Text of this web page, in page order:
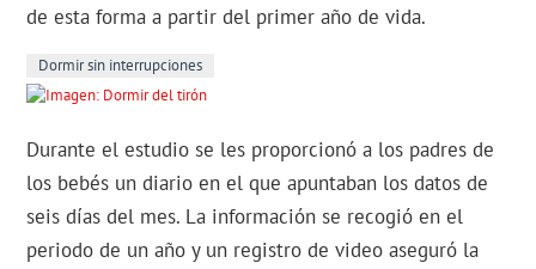
de esta forma a partir del primer año de vida.
Dormir sin interrupciones
Durante el estudio se les proporcionó a los padres de
los bebés un diario en el que apuntaban los datos de
seis días del mes. La información se recogió en el
periodo de un año y un registro de video aseguró la